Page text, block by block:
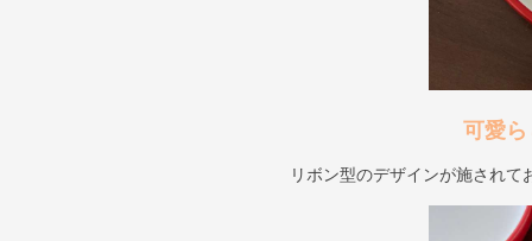
可愛
リボン型のデザインが施され